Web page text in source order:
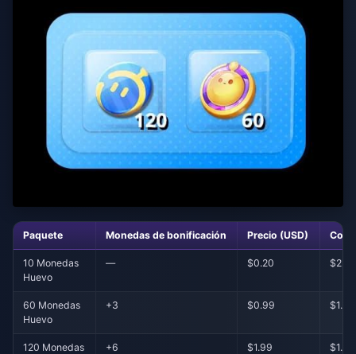
Paquete Monedas de bonificación Precio (USD)
10 Monedas
Huevo
— $0.20
60 Monedas
Huevo
+3 $0.99 $1.57
120 Monedas
+6 $1.99 $1.58